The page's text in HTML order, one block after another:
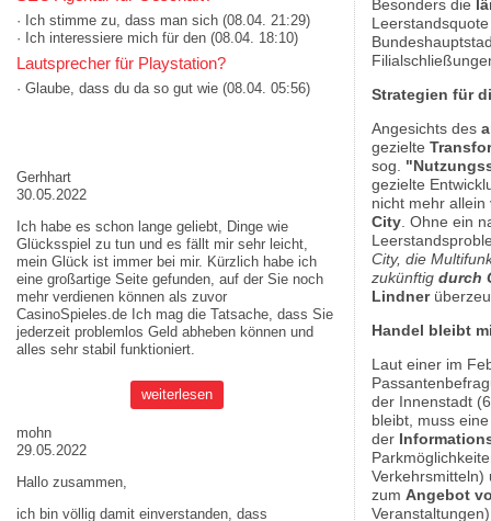
· Ich stimme zu, dass man sich (08.04. 21:29)
· Ich interessiere mich für den (08.04. 18:10)
Lautsprecher für Playstation?
· Glaube, dass du da so gut wie (08.04. 05:56)
Gerhhart
30.05.2022
Ich habe es schon lange geliebt, Dinge wie
Glücksspiel zu tun und es fällt mir sehr leicht,
mein Glück ist immer bei mir. Kürzlich habe ich
eine großartige Seite gefunden, auf der Sie noch
mehr verdienen können als zuvor
CasinoSpieles.de Ich mag die Tatsache, dass Sie
jederzeit problemlos Geld abheben können und
alles sehr stabil funktioniert.
weiterlesen
mohn
29.05.2022
Hallo zusammen,
ich bin völlig damit einverstanden, dass
Besonders die
Strategien für
Angesichts des
gezielte
sog.
gezielte
nicht mehr
City. Ohne ein
City, die
zukünftig durch
Lindner
Handel bleibt
Laut einer im
der Innenstadt
bleibt, muss
der
Verkehrsmitteln)
zum Angebot